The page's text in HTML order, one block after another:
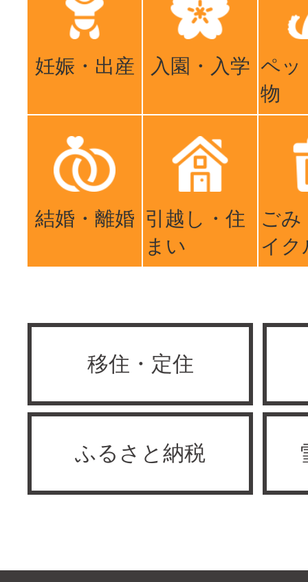
妊娠・出産 入園・入学 ペッ
物
結婚・離婚 引越し・住
まい
ごみ
イク
移住・定住
ふるさと納税